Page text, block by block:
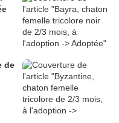
de